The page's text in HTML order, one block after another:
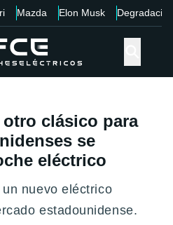
Mazda Elon Musk Degradación
clásico para
se
eléctrico
nuevo eléctrico
estadounidense.